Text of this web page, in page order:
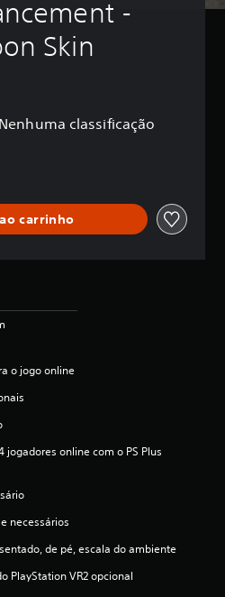
-
Skin
Nenhuma classificação
carrinho
o jogo online
jogadores online com o PS Plus
necessários
de pé, escala do ambiente
PlayStation VR2 opcional